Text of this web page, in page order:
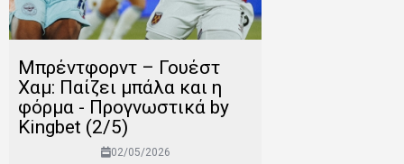
Μπρέντφορντ – Γουέστ
Χαμ: Παίζει μπάλα και η
φόρμα - Προγνωστικά by
Kingbet (2/5)
02/05/2026